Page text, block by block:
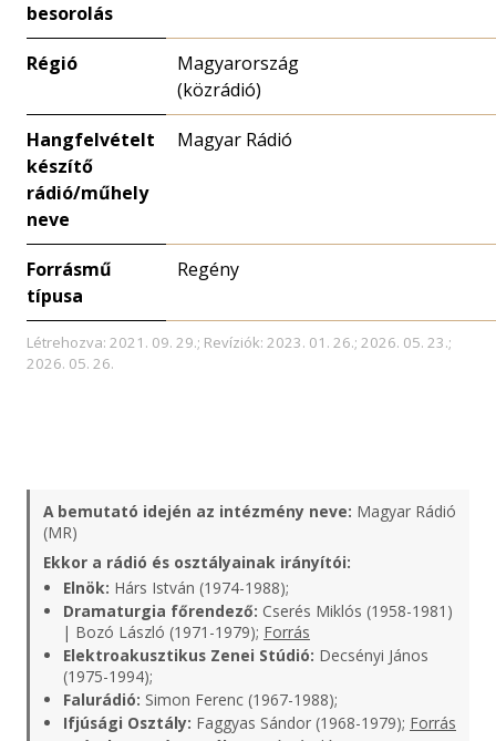
besorolás
Régió
Magyarország
(közrádió)
Hangfelvételt
készítő
rádió/műhely
neve
Magyar Rádió
Forrásmű
típusa
Regény
Létrehozva: 2021. 09. 29.; Revíziók: 2023. 01. 26.; 2026. 05. 23.;
2026. 05. 26.
A bemutató idején az intézmény neve: Magyar Rádió
(MR)
Ekkor a rádió és osztályainak irányítói:
Elnök: Hárs István (1974-1988);
Dramaturgia főrendező: Cserés Miklós (1958-1981)
| Bozó László (1971-1979); Forrás
Elektroakusztikus Zenei Stúdió: Decsényi János
(1975-1994);
Falurádió: Simon Ferenc (1967-1988);
Ifjúsági Osztály: Faggyas Sándor (1968-1979); Forrás